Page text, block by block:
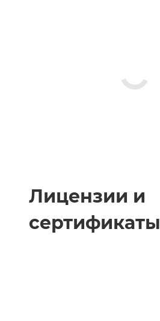
Лицензии и
сертификаты